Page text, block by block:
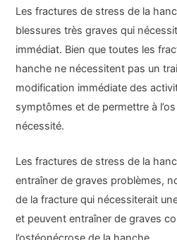
Les fractures de stress de la
blessures très graves qui
immédiat. Bien que toutes les
hanche ne nécessitent pas un
modification immédiate des
symptômes et de permettre à
nécessité.
Les fractures de stress de la
entraîner de graves problèmes,
de la fracture qui nécessiterait
et peuvent entraîner de graves